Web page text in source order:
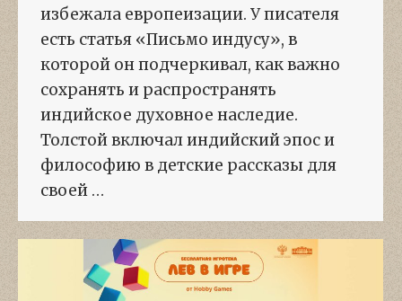
избежала европеизации. У писателя
есть статья «Письмо индусу», в
которой он подчеркивал, как важно
сохранять и распространять
индийское духовное наследие.
Толстой включал индийский эпос и
философию в детские рассказы для
своей …